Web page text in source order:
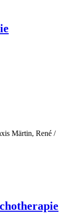
Märtin, René /